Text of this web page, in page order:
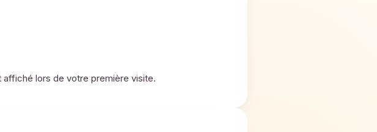
lors de votre première visite.